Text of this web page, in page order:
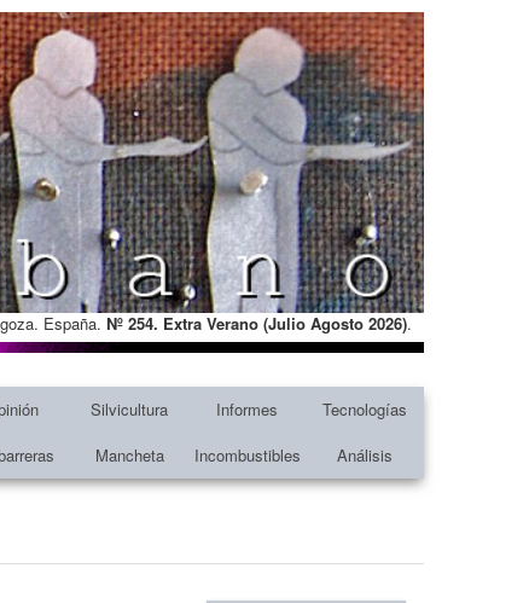
España. Nº 254. Extra Verano (Julio Agosto 2026).
Silvicultura Informes
Tecnologías
Mancheta Incombustibles Análisis